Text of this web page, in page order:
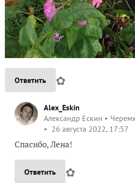
Ответить ✿
Alex_Eskin
Александр Ескин
26 августа 2022, 17:57
Спасибо, Лена!
Ответить ✿